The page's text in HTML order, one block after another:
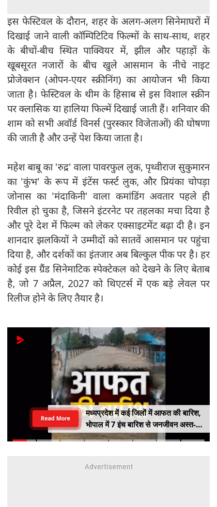
इस फेस्टिवल के दौरान, शहर के अलग-अलग सिनेमाघरों में
दिखाई जाने वाली कॉम्पिटिटिव फिल्मों के साथ-साथ, शहर
के बीचों-बीच स्थित पाक्वियर में, झील और पहाड़ों के
खूबसूरत नजारों के बीच खुले आसमान के नीचे नाइट
प्रोजेक्शन (ओपन-एयर स्क्रीनिंग) का आयोजन भी किया
जाता है। फेस्टिवल के थीम के हिसाब से इस विशाल स्क्रीन
पर क्लासिक या हालिया फिल्में दिखाई जाती हैं। शनिवार की
शाम को सभी अवॉर्ड विनर्स (पुरस्कार विजेताओं) की घोषणा
की जाती है और उन्हें पेश किया जाता है।
महेश बाबू का 'रुद्र' वाला पावरफुल लुक, पृथ्वीराज सुकुमारन
का 'कुंभ' के रूप में इंटेंस फर्स्ट लुक, और प्रियंका चोपड़ा
जोनास का 'मंदाकिनी' वाला कमांडिंग अवतार पहले ही
रिवील हो चुका है, जिसने इंटरनेट पर तहलका मचा दिया है
और पूरे देश में फिल्म को लेकर एक्साइटमेंट बढ़ा दी है। इन
शानदार झलकियों ने उम्मीदों को सातवें आसमान पर पहुंचा
दिया है, और दर्शकों का इंतजार अब बिल्कुल पीक पर है। हर
कोई इस ग्रैंड सिनेमाटिक स्पेक्टेकल को देखने के लिए बेताब
है, जो 7 अप्रैल, 2027 को थिएटर्स में एक बड़े लेवल पर
रिलीज होने के लिए तैयार है।
मध्यप्रदेश में कई जिलों में आफत की बारिश,
भोपाल में 7 इंच बारिश से जनजीवन अस्त-
व्यस्त, कई जिलों में नदी-नाले उफान पर,
Read More